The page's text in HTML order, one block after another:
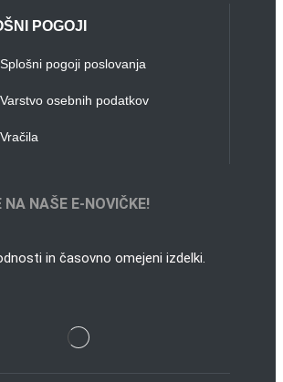
POGOJI
Splošni pogoji poslovanja
Varstvo osebnih podatkov
Vračila
NA NAŠE E-NOVIČKE!
in časovno omejeni izdelki.